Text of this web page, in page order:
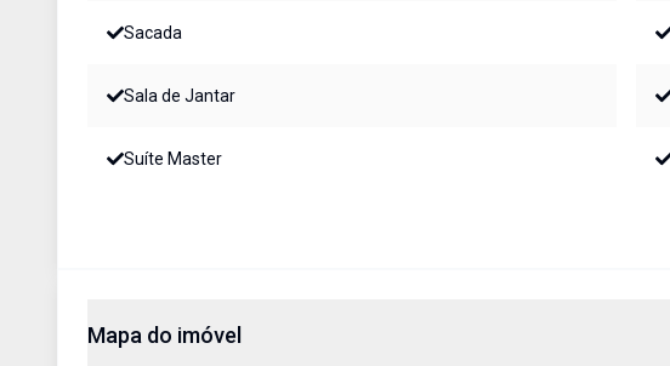
Sacada
Sala de Jantar
Suíte Master
Mapa do imóvel